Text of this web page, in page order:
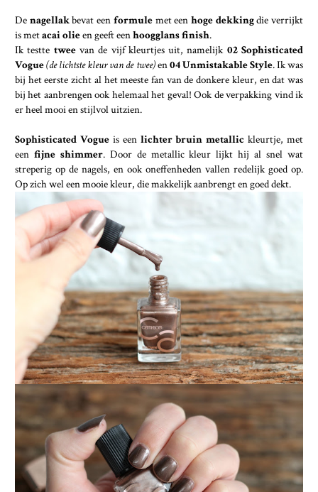
De nagellakbevat een formule met een hoge dekkingdie verrijkt
is metacai olieen geeft eenhoogglans finish.
Ik testte tweevan de vijf kleurtjes uit, namelijk 02 Sophisticated
Vogue(de lichtste kleur van de twee)en04 Unmistakable Style. Ik was
bij het eerste zicht al het meeste fan van de donkere kleur, en dat was
bij het aanbrengen ook helemaal het geval! Ook de verpakking vind ik
er heel mooi en stijlvol uitzien.
Sophisticated Vogueis eenlichter bruin metallickleurtje, met
een fijne shimmer. Door de metallic kleur lijkt hij al snel wat
streperig op de nagels, en ook oneffenheden vallen redelijk goed op.
Op zich wel een mooie kleur, die makkelijk aanbrengt en goed dekt.